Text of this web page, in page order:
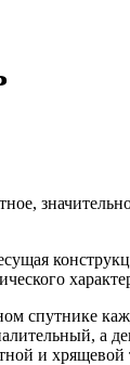
спутнике
и хрящевой